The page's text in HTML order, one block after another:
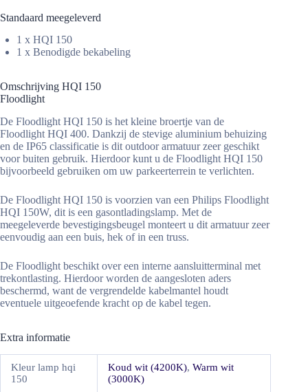
Standaard meegeleverd
1 x HQI 150
1 x Benodigde bekabeling
Omschrijving HQI 150
Floodlight
De Floodlight HQI 150 is het kleine broertje van de
Floodlight HQI 400. Dankzij de stevige aluminium behuizing
en de IP65 classificatie is dit outdoor armatuur zeer geschikt
voor buiten gebruik. Hierdoor kunt u de Floodlight HQI 150
bijvoorbeeld gebruiken om uw parkeerterrein te verlichten.
De Floodlight HQI 150 is voorzien van een Philips Floodlight
HQI 150W, dit is een gasontladingslamp. Met de
meegeleverde bevestigingsbeugel monteert u dit armatuur zeer
eenvoudig aan een buis, hek of in een truss.
De Floodlight beschikt over een interne aansluitterminal met
trekontlasting. Hierdoor worden de aangesloten aders
beschermd, want de vergrendelde kabelmantel houdt
eventuele uitgeoefende kracht op de kabel tegen.
Extra informatie
Kleur lamp hqi
150
Koud wit (4200K), Warm wit
(3000K)